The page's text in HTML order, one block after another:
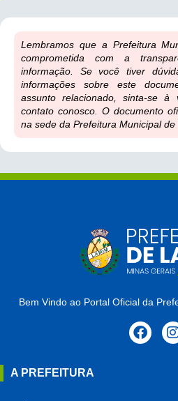
Lembramos que a Prefeitura
comprometida com a
informação. Se você tiver
informações sobre este
assunto relacionado, sinta-se à
contato conosco. O documento
na sede da Prefeitura Municipal de
Bem Vindo ao Portal Oficial da
A PREFEITURA